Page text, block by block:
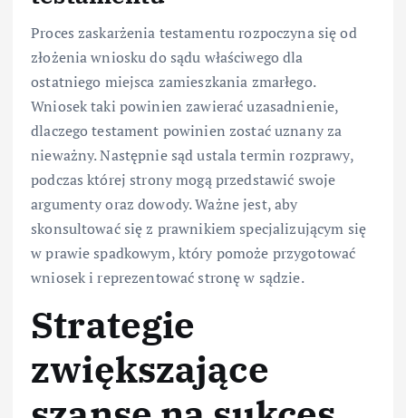
Proces zaskarżenia testamentu rozpoczyna się od
złożenia wniosku do sądu właściwego dla
ostatniego miejsca zamieszkania zmarłego.
Wniosek taki powinien zawierać uzasadnienie,
dlaczego testament powinien zostać uznany za
nieważny. Następnie sąd ustala termin rozprawy,
podczas której strony mogą przedstawić swoje
argumenty oraz dowody. Ważne jest, aby
skonsultować się z prawnikiem specjalizującym się
w prawie spadkowym, który pomoże przygotować
wniosek i reprezentować stronę w sądzie.
Strategie
zwiększające